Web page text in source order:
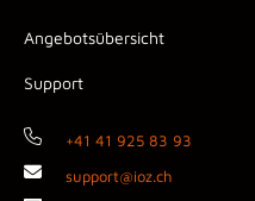
Angebotsübersicht
Support
+41 41 925 83 93
support@ioz.ch